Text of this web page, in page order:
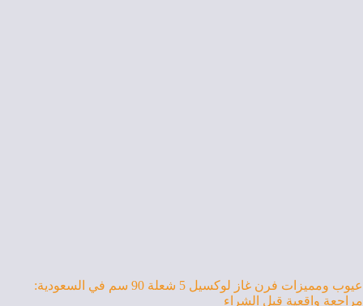
عيوب ومميزات فرن غاز لوكسيل 5 شعلة 90 سم في السعودية:
مراجعة واقعية قبل الشراء